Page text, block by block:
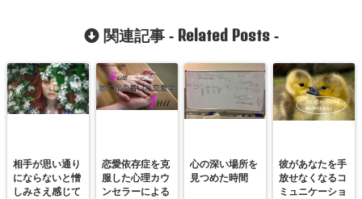
関連記事 - Related Posts-
相手が思い通り
にならないと憎
しみさえ感じて
恋愛依存症を克
服した心理カウ
ンセラーによる
心の深い場所を
見つめた時間
彼があなたを手
放せなくなるコ
ミュニケーショ